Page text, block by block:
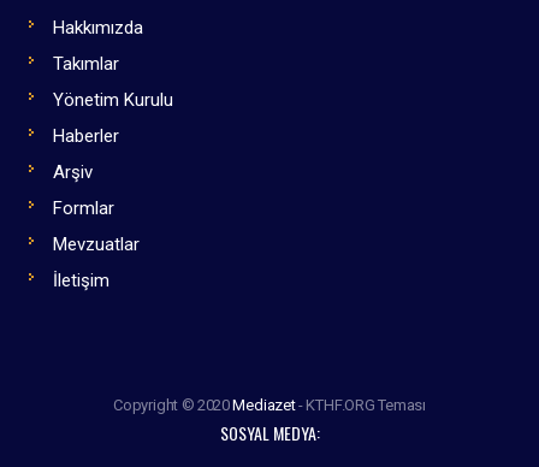
Hakkımızda
Takımlar
Yönetim Kurulu
Haberler
Arşiv
Formlar
Mevzuatlar
İletişim
Copyright © 2020Mediazet- KTHF.ORG Teması
SOSYAL MEDYA: